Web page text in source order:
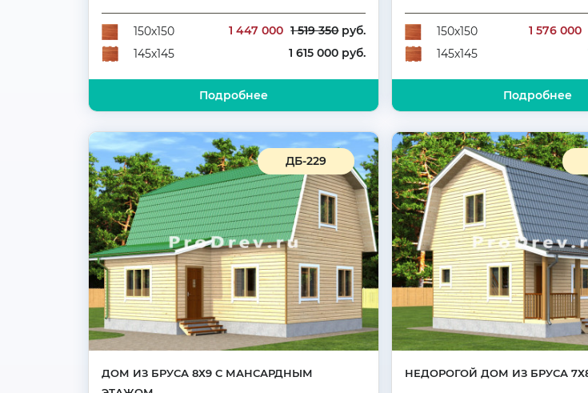
Количество комнат
3
150х150
1 447 000 1 519 350руб.
145х145
1 615 000 руб.
Подробнее
Количество комнат
150х150
1 576 000
145х145
Подробнее
ДБ-229
ДОМ ИЗ БРУСА 8Х9 С МАНСАРДНЫМ
НЕДОРОГОЙ ДОМ ИЗ БРУСА